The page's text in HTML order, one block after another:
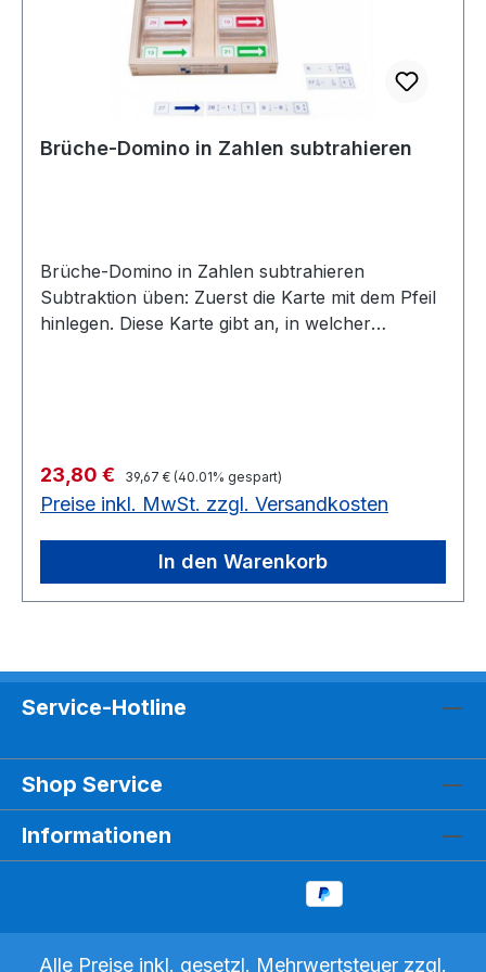
von Flächenformen Solange Vorrat reicht noch
2 Stück auf Lager
Brüche-Domino in Zahlen subtrahieren
Brüche-Domino in Zahlen subtrahieren
Subtraktion üben: Zuerst die Karte mit dem Pfeil
hinlegen. Diese Karte gibt an, in welcher
Solange Vorrat reicht noch 1 Stück auf LagerAuf
den Karten steht eine Zahl (Bruch oder kein
Verkaufspreis:
23,80 € Regulärer Preis:
39,67 € (40.01% gespart)
Preise inkl. MwSt. zzgl. Versandkosten
In den Warenkorb
Service-Hotline
Shop Service
Informationen
Alle Preise inkl. gesetzl. Mehrwertsteuer zzgl.